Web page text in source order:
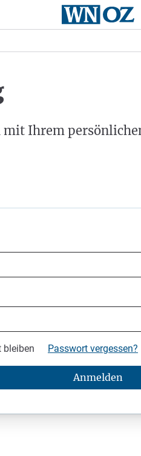
Ihrem
bleiben Passwort vergessen?
Anmelden